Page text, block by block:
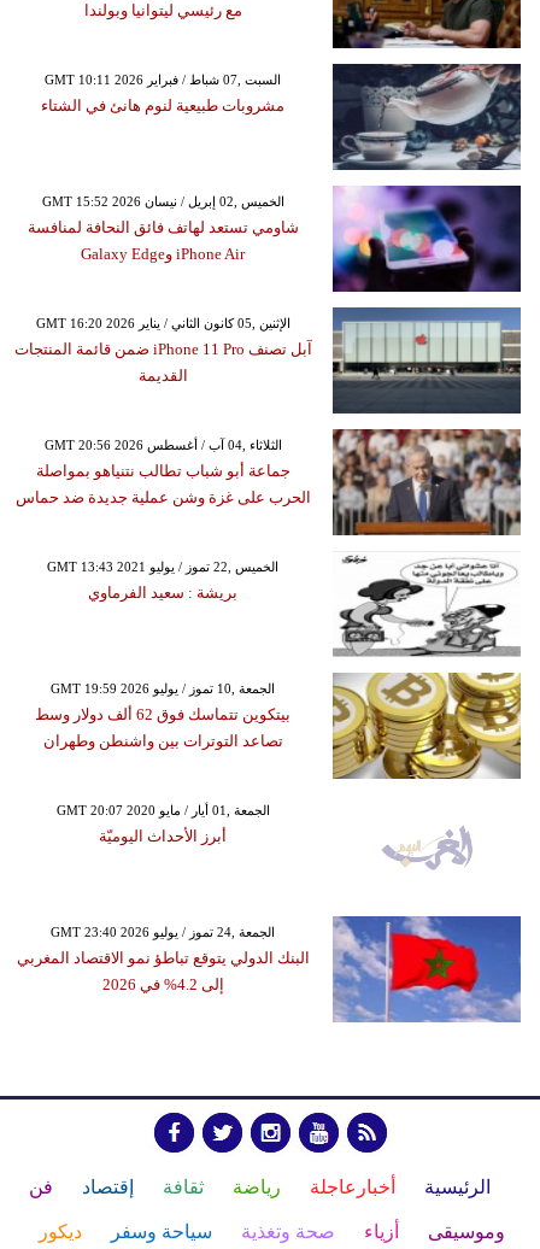
مع رئيسي ليتوانيا وبولندا
GMT 10:11 2026 السبت ,07 شباط / فبراير
مشروبات طبيعية لنوم هانئ في الشتاء
GMT 15:52 2026 الخميس ,02 إبريل / نيسان
شاومي تستعد لهاتف فائق النحافة لمنافسة
iPhone Air وGalaxy Edge
GMT 16:20 2026 الإثنين ,05 كانون الثاني / يناير
آبل تصنف iPhone 11 Pro ضمن قائمة المنتجات
القديمة
GMT 20:56 2026 الثلاثاء ,04 آب / أغسطس
جماعة أبو شباب تطالب نتنياهو بمواصلة
الحرب على غزة وشن عملية جديدة ضد حماس
GMT 13:43 2021 الخميس ,22 تموز / يوليو
بريشة : سعيد الفرماوي
GMT 19:59 2026 الجمعة ,10 تموز / يوليو
بيتكوين تتماسك فوق 62 ألف دولار وسط
تصاعد التوترات بين واشنطن وطهران
GMT 20:07 2020 الجمعة ,01 أيار / مايو
أبرز الأحداث اليوميّة
GMT 23:40 2026 الجمعة ,24 تموز / يوليو
البنك الدولي يتوقع تباطؤ نمو الاقتصاد المغربي
إلى 4.2% في 2026
الرئيسية أخبارعاجلة رياضة ثقافة إقتصاد فن
وموسيقى أزياء صحة وتغذية سياحة وسفر ديكور